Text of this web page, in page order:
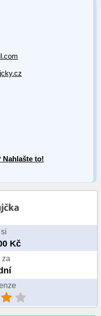
Nahlašte to!
Kč
za